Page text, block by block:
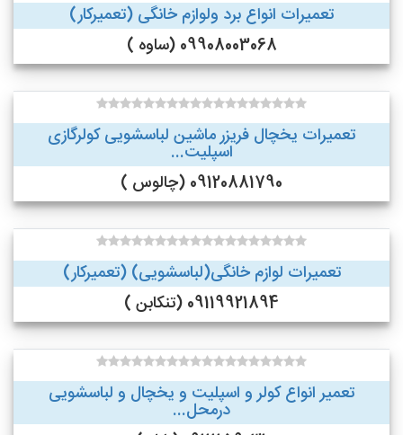
تعمیرات انواع برد ولوازم خانگی (تعمیرکار)
09908003068 (ساوه )
تعمیرات یخچال فریزر ماشین لباسشویی کولرگازی
اسپلیت...
09120881790 (چالوس )
تعمیرات لوازم خانگی(لباسشویی) (تعمیرکار)
09119921894 (تنکابن )
تعمیر انواع کولر و اسپلیت و یخچال و لباسشویی
درمحل...